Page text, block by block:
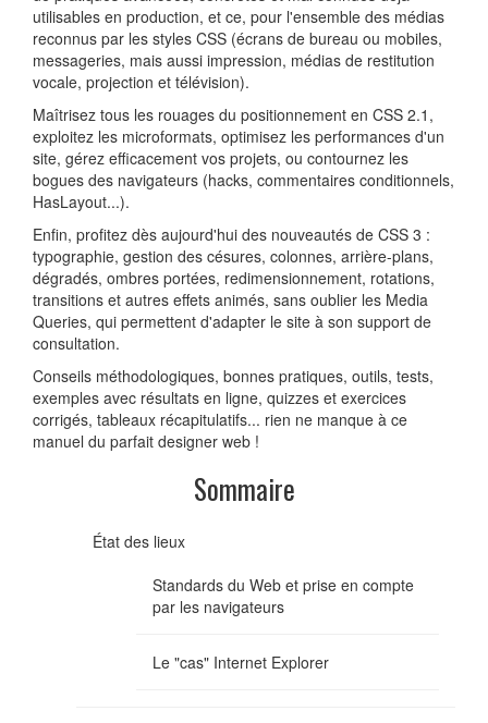
utilisables en production, et ce, pour l'ensemble des médias
reconnus par les styles CSS (écrans de bureau ou mobiles,
messageries, mais aussi impression, médias de restitution
vocale, projection et télévision).
Maîtrisez tous les rouages du positionnement en CSS 2.1,
exploitez les microformats, optimisez les performances d'un
site, gérez efficacement vos projets, ou contournez les
bogues des navigateurs (hacks, commentaires conditionnels,
HasLayout...).
Enfin, profitez dès aujourd'hui des nouveautés de CSS 3 :
typographie, gestion des césures, colonnes, arrière-plans,
dégradés, ombres portées, redimensionnement, rotations,
transitions et autres effets animés, sans oublier les Media
Queries, qui permettent d'adapter le site à son support de
consultation.
Conseils méthodologiques, bonnes pratiques, outils, tests,
exemples avec résultats en ligne, quizzes et exercices
corrigés, tableaux récapitulatifs... rien ne manque à ce
manuel du parfait designer web !
Sommaire
État des lieux
Standards du Web et prise en compte
par les navigateurs
Le "cas" Internet Explorer